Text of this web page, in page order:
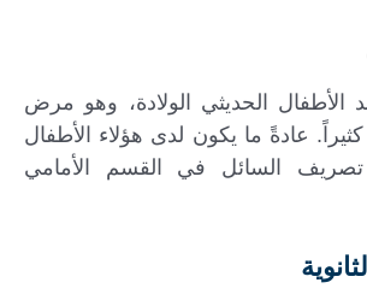
الأطفال الحديثي الولادة، وهو مرض
كثيراً. عادةً ما يكون لدى هؤلاء الأطفال
السائل في القسم الأمامي